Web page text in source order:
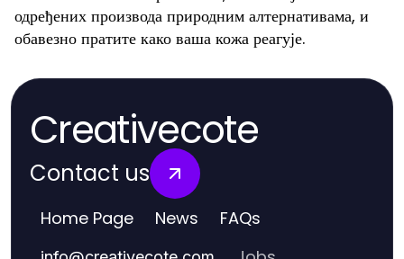
одређених производа природним алтернативама, и
обавезно пратите како ваша кожа реагује.
Creativecote
Contact us
Home Page News FAQs